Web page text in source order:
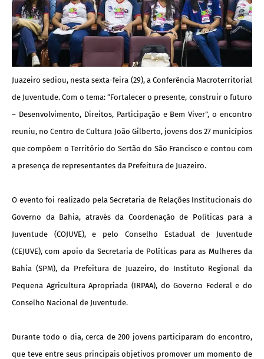
Juazeiro sediou, nesta sexta-feira (29), a Conferência Macroterritorial
de Juventude. Com o tema: “Fortalecer o presente, construir o futuro
– Desenvolvimento, Direitos, Participação e Bem Viver”, o encontro
reuniu, no Centro de Cultura João Gilberto, jovens dos 27 municípios
que compõem o Território do Sertão do São Francisco e contou com
a presença de representantes da Prefeitura de Juazeiro.
O evento foi realizado pela Secretaria de Relações Institucionais do
Governo da Bahia, através da Coordenação de Políticas para a
Juventude (COJUVE), e pelo Conselho Estadual de Juventude
(CEJUVE), com apoio da Secretaria de Políticas para as Mulheres da
Bahia (SPM), da Prefeitura de Juazeiro, do Instituto Regional da
Pequena Agricultura Apropriada (IRPAA), do Governo Federal e do
Conselho Nacional de Juventude.
Durante todo o dia, cerca de 200 jovens participaram do encontro,
que teve entre seus principais objetivos promover um momento de